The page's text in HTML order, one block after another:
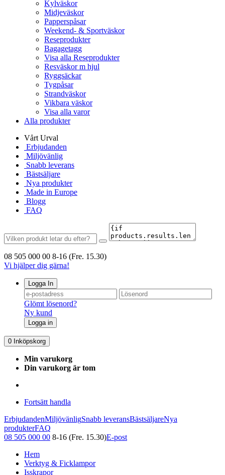
Kylväskor
Midjeväskor
Papperspåsar
Weekend- & Sportväskor
Reseprodukter
Bagagetagg
Visa alla Reseprodukter
Resväskor m hjul
Ryggsäckar
Tygpåsar
Strandväskor
Vikbara väskor
Visa alla varor
Alla produkter
Vårt Urval
Erbjudanden
Miljövänlig
Snabb leverans
Bästsäljare
Nya produkter
Made in Europe
Blogg
FAQ
08 505 000 00 8-16 (Fre. 15.30)
Vi hjälper dig gärna!
Logga In
Glömt lösenord?
Ny kund
Logga in
0 Inköpskorg
Min varukorg
Din varukorg är tom
Fortsätt handla
ErbjudandenMiljövänligSnabb leveransBästsäljareNya
produkterFAQ
08 505 000 00 8-16 (Fre. 15.30)E-post
Hem
Verktyg & Ficklampor
Isskrapor